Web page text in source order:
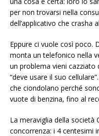
per non trovarsi nella
dell’applicativo che crasha
Eppure ci vuole così poco.
monta un telefonico nella
un problema vieni cazziato
“deve usare il suo
che ciondolano perché
vuote di benzina, fino al
La meraviglia della società
concorrenza: i 4 centesimi